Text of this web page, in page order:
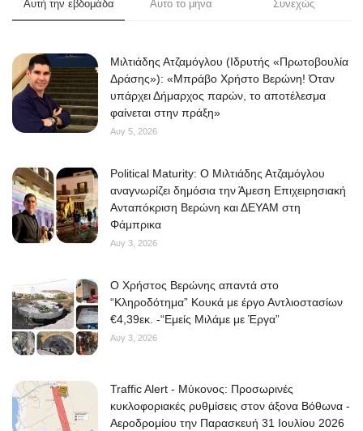
Αυτή την εβδομάδα Αυτο το μηνα Συνεχώς
Μιλτιάδης Ατζαμόγλου (Ιδρυτής «Πρωτοβουλία
Δράσης»): «Μπράβο Χρήστο Βερώνη! Όταν
υπάρχει Δήμαρχος παρών, το αποτέλεσμα
φαίνεται στην πράξη»
Αυγ 5, 2026
Political Maturity: Ο Μιλτιάδης Ατζαμόγλου
αναγνωρίζει δημόσια την Άμεση Επιχειρησιακή
Ανταπόκριση Βερώνη και ΔΕΥΑΜ στη
Φάμπρικα
Αυγ 3, 2026
O Χρήστος Βερώνης απαντά στο
“Κληροδότημα” Κουκά με έργο Αντλιοστασίων
€4,39εκ. -“Εμείς Μιλάμε με Έργα”
Αυγ 3, 2026
Traffic Alert - Μύκονος: Προσωρινές
κυκλοφοριακές ρυθμίσεις στον άξονα Βόθωνα -
Αεροδρομίου την Παρασκευή 31 Ιουλίου 2026